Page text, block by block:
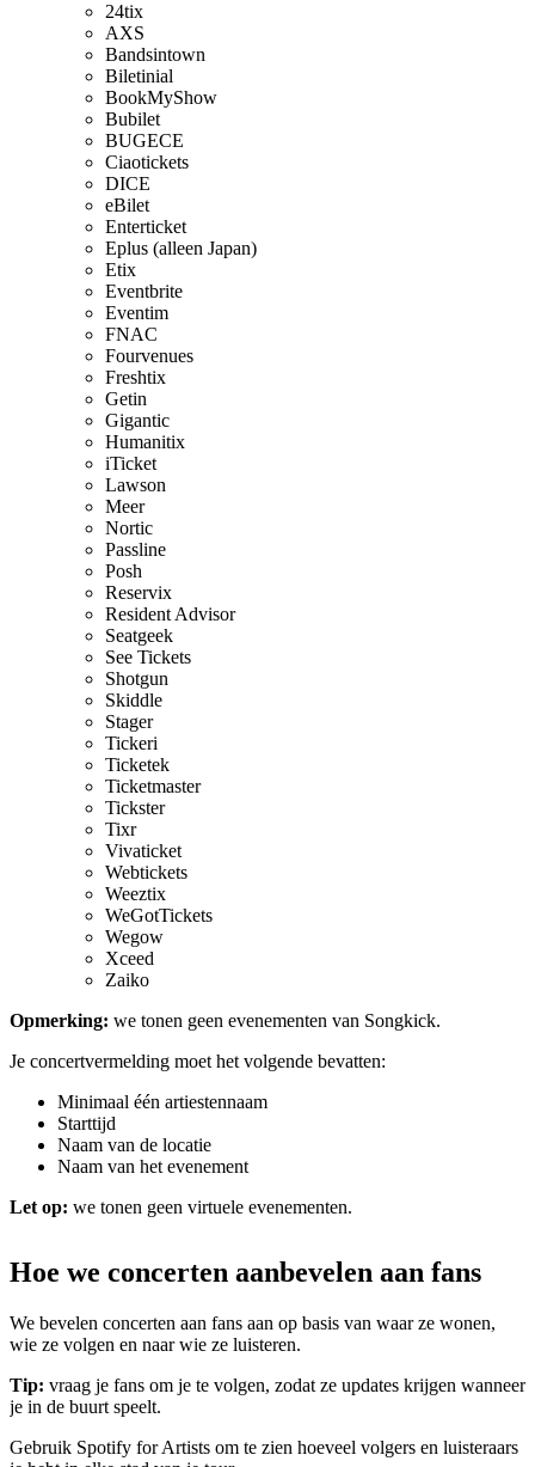
24tix
AXS
Bandsintown
Biletinial
BookMyShow
Bubilet
BUGECE
Ciaotickets
DICE
eBilet
Enterticket
Eplus (alleen Japan)
Etix
Eventbrite
Eventim
FNAC
Fourvenues
Freshtix
Getin
Gigantic
Humanitix
iTicket
Lawson
Meer
Nortic
Passline
Posh
Reservix
Resident Advisor
Seatgeek
See Tickets
Shotgun
Skiddle
Stager
Tickeri
Ticketek
Ticketmaster
Tickster
Tixr
Vivaticket
Webtickets
Weeztix
WeGotTickets
Wegow
Xceed
Zaiko
Opmerking: we tonen geen evenementen van Songkick.
Je concertvermelding moet het volgende bevatten:
Minimaal één artiestennaam
Starttijd
Naam van de locatie
Naam van het evenement
Let op: we tonen geen virtuele evenementen.
Hoe we concerten aanbevelen aan fans
We bevelen concerten aan fans aan op basis van waar ze wonen,
wie ze volgen en naar wie ze luisteren.
Tip: vraag je fans om je te volgen, zodat ze updates krijgen wanneer
je in de buurt speelt.
Gebruik Spotify for Artists om te zien hoeveel volgers en luisteraars